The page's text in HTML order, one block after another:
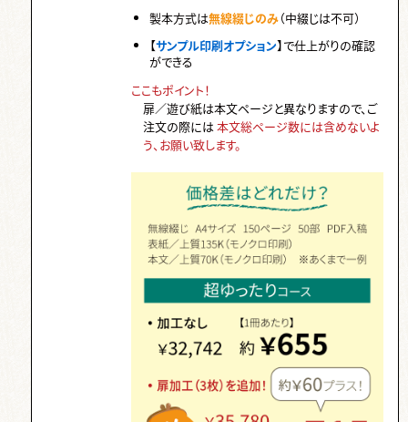
製本方式は無線綴じのみ（中綴じは不可）
【サンプル印刷オプション】で仕上がりの確認
ができる
ここもポイント！
扉／遊び紙は本文ページと異なりますので、ご
注文の際には本文総ページ数には含めないよ
う、お願い致します。